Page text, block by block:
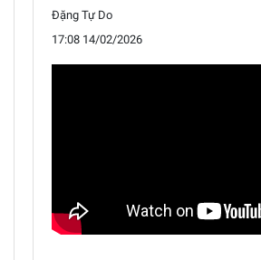
Đặng Tự Do
17:08 14/02/2026